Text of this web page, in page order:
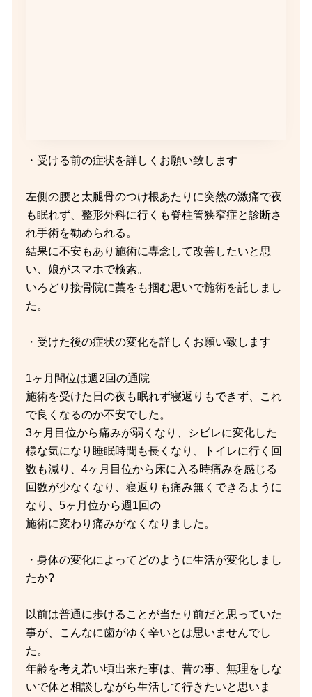
・受ける前の症状を詳しくお願い致します
左側の腰と太腿骨のつけ根あたりに突然の激痛で夜
も眠れず、整形外科に行くも脊柱管狭窄症と診断さ
れ手術を勧められる。
結果に不安もあり施術に専念して改善したいと思
い、娘がスマホで検索。
いろどり接骨院に藁をも掴む思いで施術を託しまし
た。
・受けた後の症状の変化を詳しくお願い致します
1ヶ月間位は週2回の通院
施術を受けた日の夜も眠れず寝返りもできず、これ
で良くなるのか不安でした。
3ヶ月目位から痛みが弱くなり、シビレに変化した
様な気になり睡眠時間も長くなり、トイレに行く回
数も減り、4ヶ月目位から床に入る時痛みを感じる
回数が少なくなり、寝返りも痛み無くできるように
なり、5ヶ月位から週1回の
施術に変わり痛みがなくなりました。
・身体の変化によってどのように生活が変化しまし
たか?
以前は普通に歩けることが当たり前だと思っていた
事が、こんなに歯がゆく辛いとは思いませんでし
た。
年齢を考え若い頃出来た事は、昔の事、無理をしな
いで体と相談しながら生活して行きたいと思いま